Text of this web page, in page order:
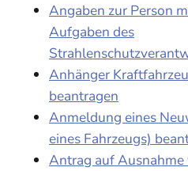
Angaben zur Person
Aufgaben des
Anhänger
beantragen
Anmeldung eines
eines Fahrzeugs)
Antrag auf